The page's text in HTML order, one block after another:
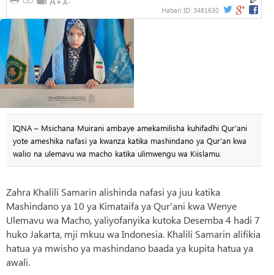
Habari ID: 3481630
IQNA – Msichana Muirani ambaye amekamilisha kuhifadhi Qur'ani
yote ameshika nafasi ya kwanza katika mashindano ya Qur'an kwa
walio na ulemavu wa macho katika ulimwengu wa Kiislamu.
Zahra Khalili Samarin alishinda nafasi ya juu katika
Mashindano ya 10 ya Kimataifa ya Qur'ani kwa Wenye
Ulemavu wa Macho, yaliyofanyika kutoka Desemba 4 hadi 7
huko Jakarta, mji mkuu wa Indonesia. Khalili Samarin alifikia
hatua ya mwisho ya mashindano baada ya kupita hatua ya
awali.